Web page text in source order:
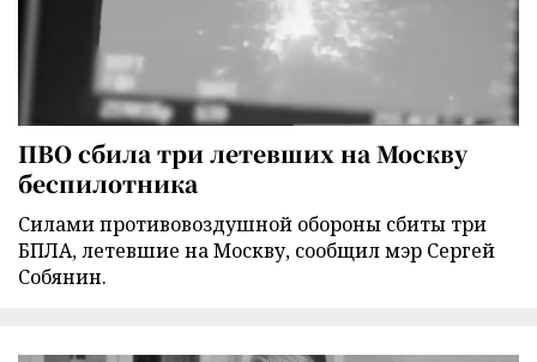
ПВО сбила три летевших на Москву
беспилотника
Силами противовоздушной обороны сбиты три
БПЛА, летевшие на Москву, сообщил мэр Сергей
Собянин.